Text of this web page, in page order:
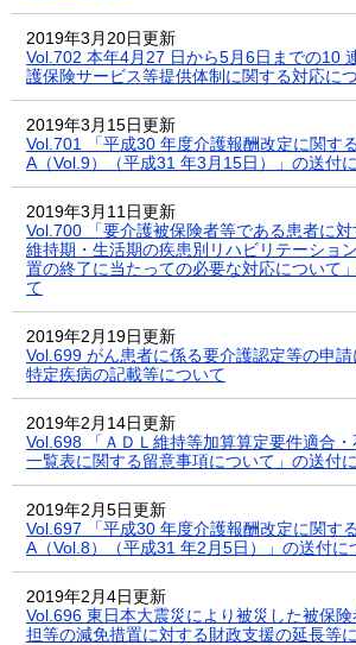
2019年3月20日更新
Vol.702 本年4月27 日から5月6日までの10
護保険サービス等提供体制に関する対応に
2019年3月15日更新
Vol.701 「平成30 年度介護報酬改定に関す
A（Vol.9）（平成31 年3月15日）」の送付
2019年3月11日更新
Vol.700 「要介護被保険者等である患者に
維持期・生活期の疾患別リハビリテーショ
置の終了に当たっての必要な対応について
て
2019年2月19日更新
Vol.699 がん患者に係る要介護認定等の申
特定疾病の記載等について
2019年2月14日更新
Vol.698 「ＡＤＬ維持等加算算定要件適合
一覧表に関する留意事項について」の送付
2019年2月5日更新
Vol.697 「平成30 年度介護報酬改定に関す
A（Vol.8）（平成31 年2月5日）」の送付に
2019年2月4日更新
Vol.696 東日本大震災により被災した被保険
担等の減免措置に対する財政支援の延長等